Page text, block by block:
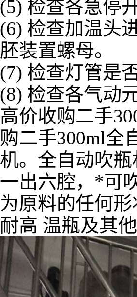
(5) 检查各急停
(6) 检查加温头
胚装置螺母。
(7) 检查灯管是
(8) 检查各气动
高价收购二手
购二手300ml全
机。全自动吹
一出六腔，*可
为原料的任何
耐高 温瓶及其